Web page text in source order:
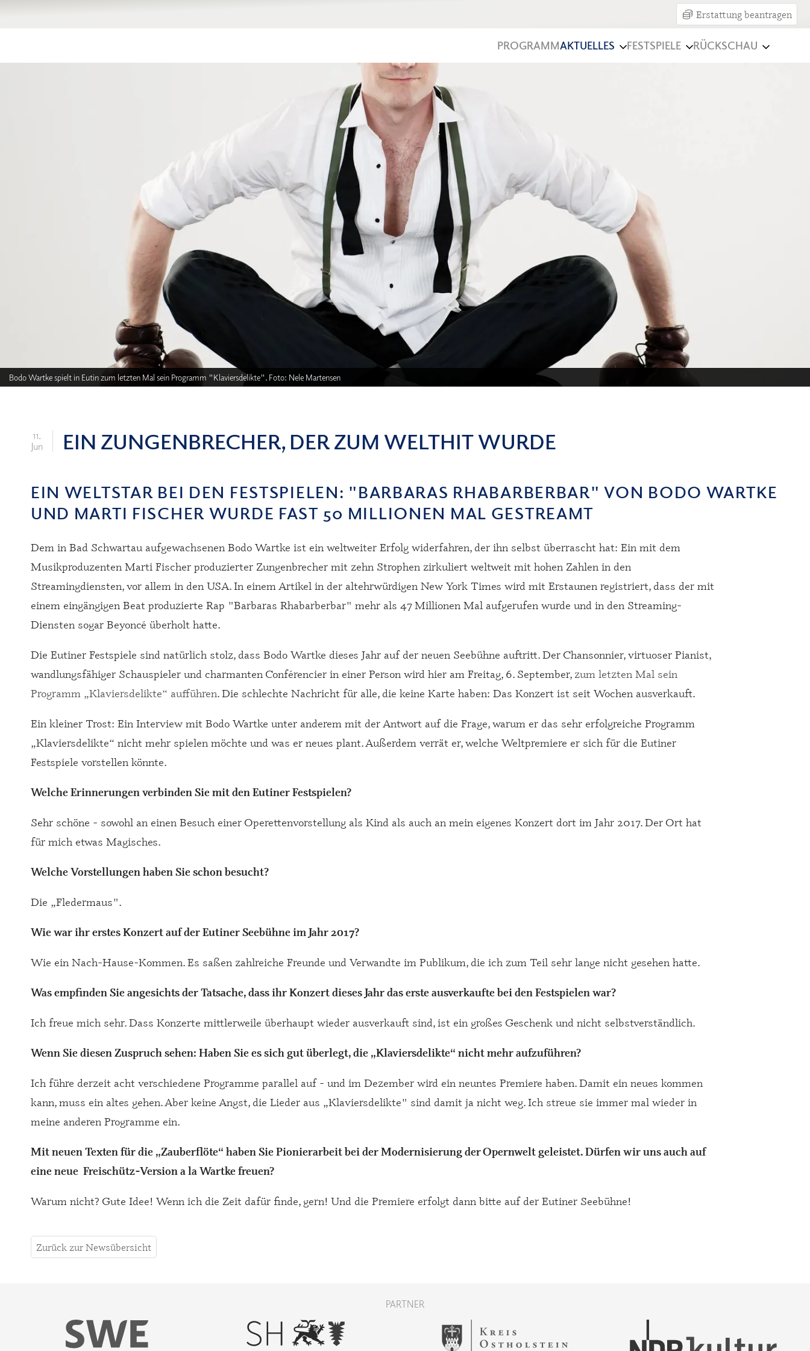
Erstattung beantragen
PROGRAMMAKTUELLES FESTSPIELE RÜCKSCHAU
Bodo Wartke spielt in Eutin zum letzten Mal sein Programm "Klaviersdelikte". Foto: Nele Martensen
11.
Jun
EIN ZUNGENBRECHER, DER ZUM WELTHIT WURDE
EIN WELTSTAR BEI DEN FESTSPIELEN: "BARBARAS RHABARBERBAR" VON BODO WARTKE
UND MARTI FISCHER WURDE FAST 50 MILLIONEN MAL GESTREAMT
Dem in Bad Schwartau aufgewachsenen Bodo Wartke ist ein weltweiter Erfolg widerfahren, der ihn selbst überrascht hat: Ein mit dem
Musikproduzenten Marti Fischer produzierter Zungenbrecher mit zehn Strophen zirkuliert weltweit mit hohen Zahlen in den
Streamingdiensten, vor allem in den USA. In einem Artikel in der altehrwürdigen New York Times wird mit Erstaunen registriert, dass der mit
einem eingängigen Beat produzierte Rap "Barbaras Rhabarberbar" mehr als 47 Millionen Mal aufgerufen wurde und in den Streaming-
Diensten sogar Beyoncé überholt hatte.
Die Eutiner Festspiele sind natürlich stolz, dass Bodo Wartke dieses Jahr auf der neuen Seebühne auftritt. Der Chansonnier, virtuoser Pianist,
wandlungsfähiger Schauspieler und charmanten Conférencier in einer Person wird hier am Freitag, 6. September, zum letzten Mal sein
Programm „Klaviersdelikte“ aufführen. Die schlechte Nachricht für alle, die keine Karte haben: Das Konzert ist seit Wochen ausverkauft.
Ein kleiner Trost: Ein Interview mit Bodo Wartke unter anderem mit der Antwort auf die Frage, warum er das sehr erfolgreiche Programm
„Klaviersdelikte“ nicht mehr spielen möchte und was er neues plant. Außerdem verrät er, welche Weltpremiere er sich für die Eutiner
Festspiele vorstellen könnte.
Welche Erinnerungen verbinden Sie mit den Eutiner Festspielen?
Sehr schöne - sowohl an einen Besuch einer Operettenvorstellung als Kind als auch an mein eigenes Konzert dort im Jahr 2017. Der Ort hat
für mich etwas Magisches.
Welche Vorstellungen haben Sie schon besucht?
Die „Fledermaus".
Wie war ihr erstes Konzert auf der Eutiner Seebühne im Jahr 2017?
Wie ein Nach-Hause-Kommen. Es saßen zahlreiche Freunde und Verwandte im Publikum, die ich zum Teil sehr lange nicht gesehen hatte.
Was empfinden Sie angesichts der Tatsache, dass ihr Konzert dieses Jahr das erste ausverkaufte bei den Festspielen war?
Ich freue mich sehr. Dass Konzerte mittlerweile überhaupt wieder ausverkauft sind, ist ein großes Geschenk und nicht selbstverständlich.
Wenn Sie diesen Zuspruch sehen: Haben Sie es sich gut überlegt, die „Klaviersdelikte“ nicht mehr aufzuführen?
Ich führe derzeit acht verschiedene Programme parallel auf - und im Dezember wird ein neuntes Premiere haben. Damit ein neues kommen
kann, muss ein altes gehen. Aber keine Angst, die Lieder aus „Klaviersdelikte" sind damit ja nicht weg. Ich streue sie immer mal wieder in
meine anderen Programme ein.
Mit neuen Texten für die „Zauberflöte“ haben Sie Pionierarbeit bei der Modernisierung der Opernwelt geleistet. Dürfen wir uns auch auf
eine neue Freischütz-Version a la Wartke freuen?
Warum nicht? Gute Idee! Wenn ich die Zeit dafür finde, gern! Und die Premiere erfolgt dann bitte auf der Eutiner Seebühne!
Zurück zur Newsübersicht
PARTNER